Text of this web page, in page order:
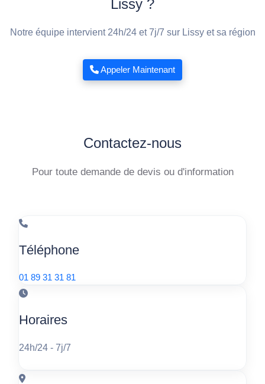
Lissy ?
Notre équipe intervient 24h/24 et 7j/7 sur Lissy et sa région
Appeler Maintenant
Contactez-nous
Pour toute demande de devis ou d'information
Téléphone
01 89 31 31 81
Horaires
24h/24 - 7j/7